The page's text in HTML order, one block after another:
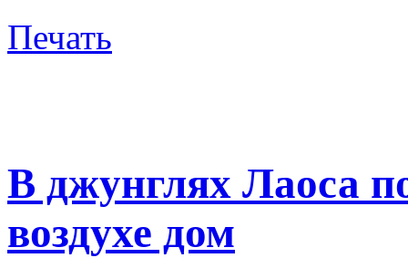
Печать
В джунглях Лаоса
воздухе дом